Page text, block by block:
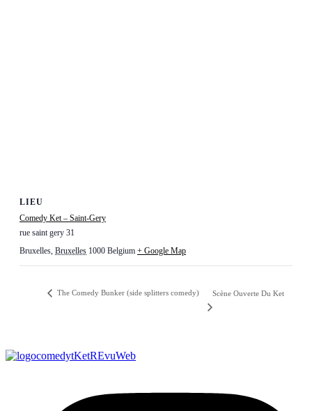
LIEU
Comedy Ket – Saint-Gery
rue saint gery 31
Bruxelles, Bruxelles 1000 Belgium + Google Map
The Comedy Bunker (side splitters comedy) Scène Ouverte Du Ket